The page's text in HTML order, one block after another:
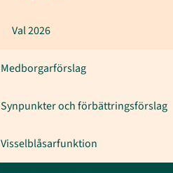
Val 2026
Medborgarförslag
Synpunkter och förbättringsförslag
Visselblåsarfunktion